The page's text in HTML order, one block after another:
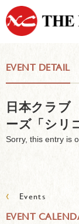
EVENT DETAIL
日本クラブ
ーズ「シリ
Sorry, this entry is
‹ Events
EVENT
Member